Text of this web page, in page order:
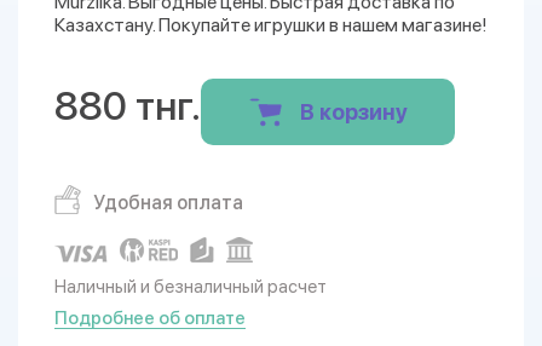
Казахстану. Покупайте игрушки в нашем магазине!
880 тнг. В корзину
Удобная оплата
Наличный и безналичный расчет
Подробнее об оплате